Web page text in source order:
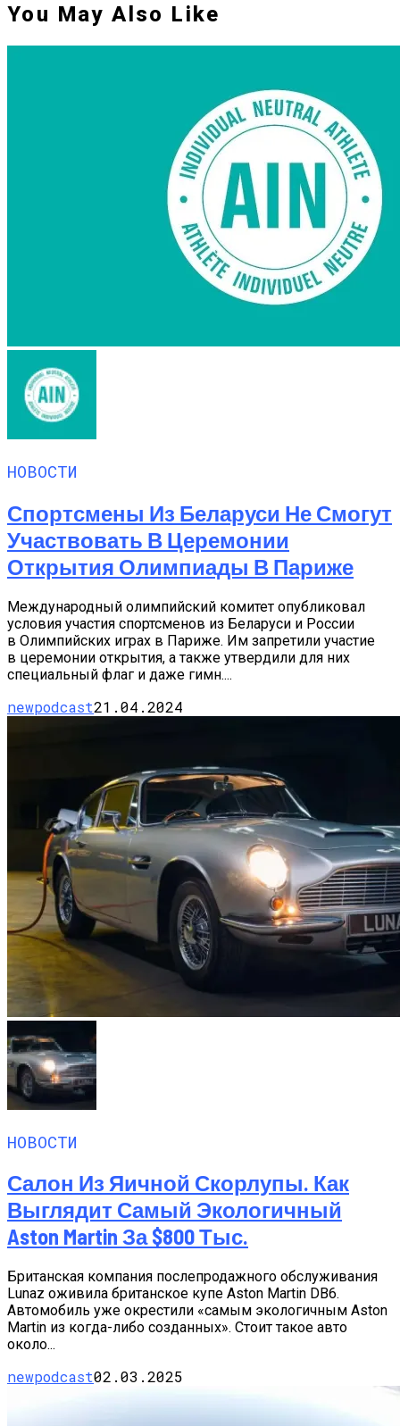
You May Also Like
НОВОСТИ
Спортсмены Из Беларуси Не Смогут
Участвовать В Церемонии
Открытия Олимпиады В Париже
Международный олимпийский комитет опубликовал
условия участия спортсменов из Беларуси и России
в Олимпийских играх в Париже. Им запретили участие
в церемонии открытия, а также утвердили для них
специальный флаг и даже гимн....
newpodcast21.04.2024
НОВОСТИ
Салон Из Яичной Скорлупы. Как
Выглядит Самый Экологичный
Aston Martin За $800 Тыс.
Британская компания послепродажного обслуживания
Lunaz оживила британское купе Aston Martin DB6.
Автомобиль уже окрестили «самым экологичным Aston
Martin из когда-либо созданных». Стоит такое авто
около...
newpodcast02.03.2025